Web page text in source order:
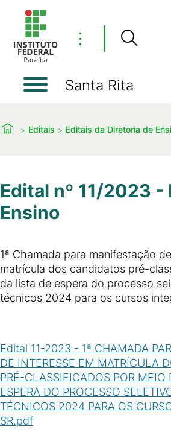
⋮
Santa Rita
Editais Editais da Diretoria de
Edital nº 11/2023 -
Ensino
1ª Chamada para manifestação
matrícula dos candidatos pré-
da lista de espera do processo
técnicos 2024 para os cursos
Edital 11-2023 - 1ª CHAMADA
DE INTERESSE EM MATRÍCULA
PRÉ-CLASSIFICADOS POR MEIO
ESPERA DO PROCESSO
TÉCNICOS 2024 PARA OS
SR.pdf